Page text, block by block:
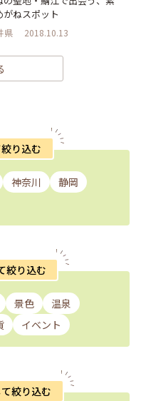
がねスポット
県 2018.10.13
り込む
神奈川
静岡
絞り込む
景色
温泉
イベント
絞り込む